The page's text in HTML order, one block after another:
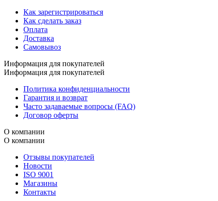
Как зарегистрироваться
Как сделать заказ
Оплата
Доставка
Самовывоз
Информация для покупателей
Информация для покупателей
Политика конфиденциальности
Гарантия и возврат
Часто задаваемые вопросы (FAQ)
Договор оферты
О компании
О компании
Отзывы покупателей
Новости
ISO 9001
Магазины
Контакты